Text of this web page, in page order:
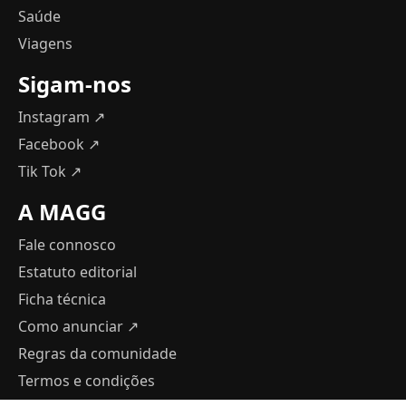
Saúde
Viagens
Sigam-nos
Instagram ↗
Facebook ↗
Tik Tok ↗
A MAGG
Fale connosco
Estatuto editorial
Ficha técnica
Como anunciar ↗
Regras da comunidade
Termos e condições